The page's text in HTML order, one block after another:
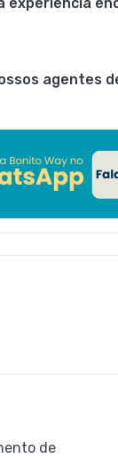
agentes
de